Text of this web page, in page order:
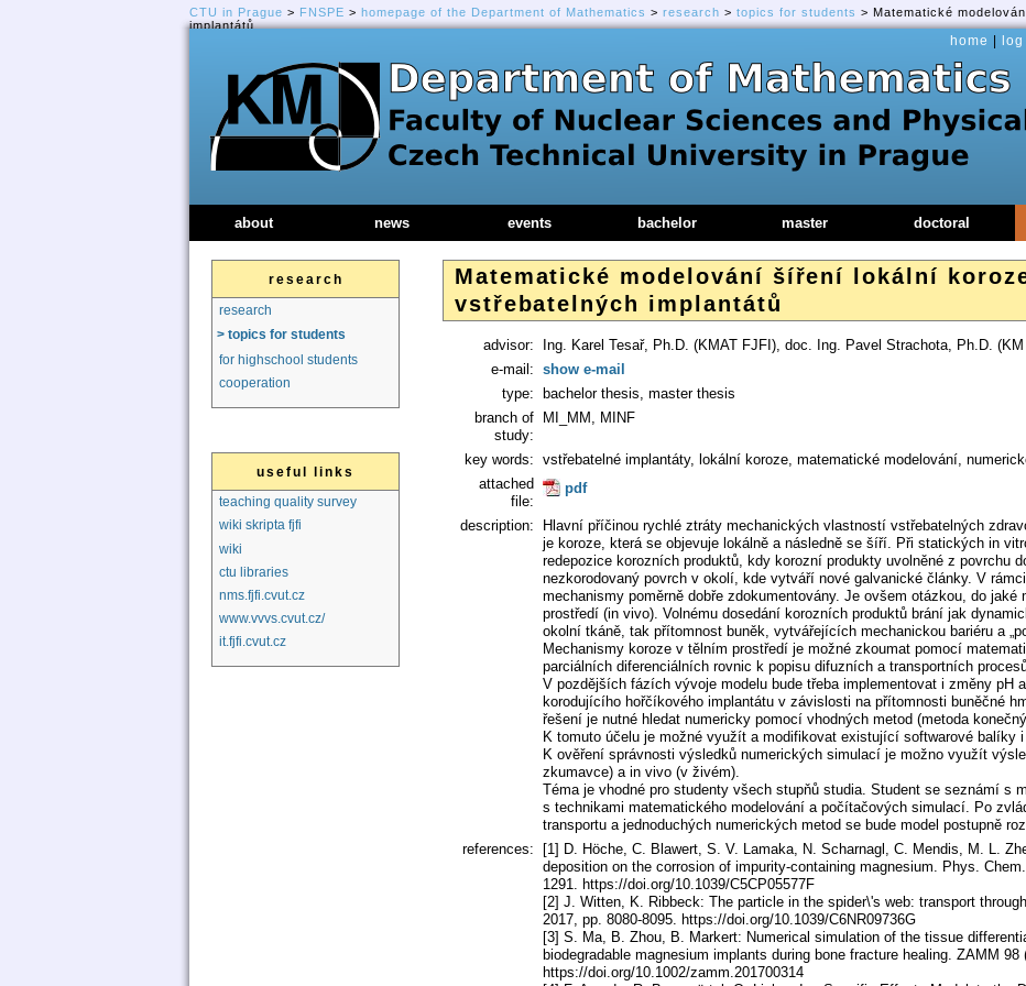
CTU in Prague > FNSPE > homepage of the Department of Mathematics > research > topics for students > Matematické
implantátů
Matematické modelování šíření lokální
vstřebatelných implantátů
advisor:
Ing. Karel Tesař, Ph.D. (KMAT FJFI), doc. Ing. Pavel Strachota, Ph.D.
e-mail: show e-mail
type: bachelor thesis, master thesis
branch of
study:
MI_MM, MINF
key words: vstřebatelné implantáty, lokální koroze, matematické modelování,
attached
file:
pdf
description:
Hlavní příčinou rychlé ztráty mechanických vlastností vstřebatelných
je koroze, která se objevuje lokálně a následně se šíří. Při statických in
redepozice korozních produktů, kdy korozní produkty uvolněné z povrchu
nezkorodovaný povrch v okolí, kde vytváří nové galvanické články. V
mechanismy poměrně dobře zdokumentovány. Je ovšem otázkou, do
prostředí (in vivo). Volnému dosedání korozních produktů brání jak
okolní tkáně, tak přítomnost buněk, vytvářejících mechanickou bariéru a
Mechanismy koroze v tělním prostředí je možné zkoumat pomocí
parciálních diferenciálních rovnic k popisu difuzních a transportních
V pozdějších fázích vývoje modelu bude třeba implementovat i změny pH
korodujícího hořčíkového implantátu v závislosti na přítomnosti buněčné
řešení je nutné hledat numericky pomocí vhodných metod (metoda
K tomuto účelu je možné využít a modifikovat existující softwarové balíky
K ověření správnosti výsledků numerických simulací je možno využít
zkumavce) a in vivo (v živém).
Téma je vhodné pro studenty všech stupňů studia. Student se seznámí s
s technikami matematického modelování a počítačových simulací. Po
transportu a jednoduchých numerických metod se bude model postupně
references:
[1] D. Höche, C. Blawert, S. V. Lamaka, N. Scharnagl, C. Mendis, M. L.
deposition on the corrosion of impurity-containing magnesium. Phys.
1291. https://doi.org/10.1039/C5CP05577F
[2] J. Witten, K. Ribbeck: The particle in the spider\'s web: transport
2017, pp. 8080-8095. https://doi.org/10.1039/C6NR09736G
[3] S. Ma, B. Zhou, B. Markert: Numerical simulation of the tissue
biodegradable magnesium implants during bone fracture healing. ZAMM 98
https://doi.org/10.1002/zamm.201700314
home
about news events bachelor master doctoral
research
research
> topics for students
for highschool students
cooperation
useful links
teaching quality survey
wiki skripta fjfi
wiki
ctu libraries
nms.fjfi.cvut.cz
www.vvvs.cvut.cz/
it.fjfi.cvut.cz